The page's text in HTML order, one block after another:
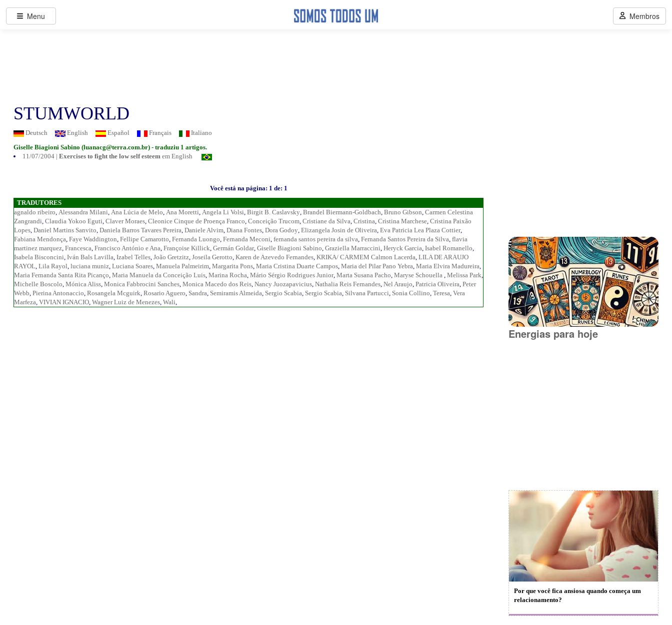
STUMWORLD
Deutsch English Español Français
Italiano
Giselle Biagioni Sabino (luanacg@terra.com.br) - traduziu 1 artigos.
11/07/2004 | Exercises to fight the low self esteem em English
Você está na página: 1 de: 1
TRADUTORES
agnaldo ribeiro, Alessandra Milani, Ana Lúcia de Melo, Ana Moretti, Angela Li Volsi, Birgit B. Caslavsky, Brandel Biermann-Goldbach, Bruno Gibson, Carmen Celestina
Zangrandi, Claudia Yokoo Eguti, Claver Moraes, Cleonice Cinque de Proença Franco, Conceição Trucom, Cristiane da Silva, Cristina, Cristina Marchese, Cristina Paixão
Lopes, Daniel Martins Sanvito, Daniela Barros Tavares Pereira, Daniele Alvim, Diana Fontes, Dora Godoy, Elizangela Josin de Oliveira, Eva Patricia Lea Plaza Cottier,
Fabiana Mendonça, Faye Waddington, Fellipe Camarotto, Fernanda Luongo, Fernanda Meconi, fernanda santos pereira da silva, Fernanda Santos Pereira da Silva, flavia
martinez marquez, Francesca, Francisco António e Ana, Françoise Killick, Germán Goldar, Giselle Biagioni Sabino, Graziella Marraccini, Heryck Garcia, Isabel Romanello,
Isabela Bisconcini, Iván Bals Lavilla, Izabel Telles, João Gretzitz, Joseila Gerotto, Karen de Azevedo Fernandes, KRIKA/ CARMEM Calmon Lacerda, LILA DE ARAUJO
RAYOL, Lila Rayol, luciana muniz, Luciana Soares, Manuela Palmeirim, Margarita Pons, Maria Cristina Duarte Campos, Maria del Pilar Pano Yebra, Maria Elvira Madureira,
Maria Fernanda Santa Rita Picanço, Maria Manuela da Conceição Luis, Marina Rocha, Mário Sérgio Rodrigues Junior, Marta Susana Pacho, Maryse Schouella , Melissa Park,
Michelle Boscolo, Mónica Aliss, Monica Fabbrocini Sanches, Monica Macedo dos Reis, Nancy Juozapavicius, Nathalia Reis Fernandes, Nel Araujo, Patricia Oliveira, Peter
Webb, Pierina Antonaccio, Rosangela Mcguirk, Rosario Aguero, Sandra, Semiramis Almeida, Sergio Scabia, Sergio Scabia, Silvana Partucci, Sonia Collino, Teresa, Vera
Marfeza, VIVIAN IGNACIO, Wagner Luiz de Menezes, Wali,
Energias para hoje
Por que você fica ansiosa quando começa um
relacionamento?
Menu Membros